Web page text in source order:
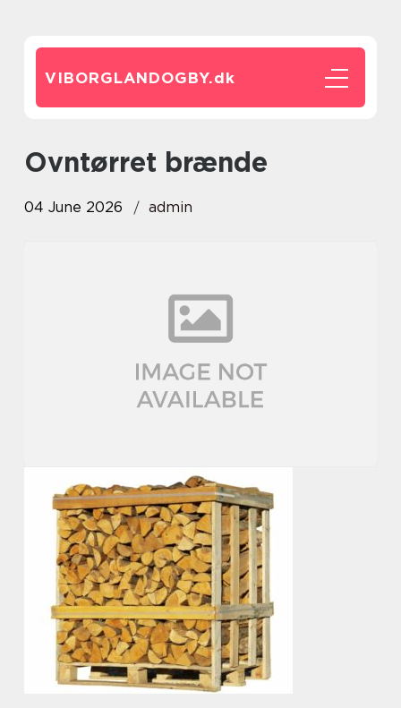
VIBORGLANDOGBY.dk
Ovntørret brænde
04 June 2026 admin